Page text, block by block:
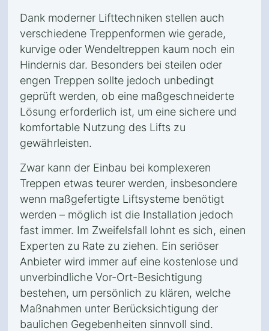
Dank moderner Lifttechniken stellen auch
verschiedene Treppenformen wie gerade,
kurvige oder Wendeltreppen kaum noch ein
Hindernis dar. Besonders bei steilen oder
engen Treppen sollte jedoch unbedingt
geprüft werden, ob eine maßgeschneiderte
Lösung erforderlich ist, um eine sichere und
komfortable Nutzung des Lifts zu
gewährleisten.
Zwar kann der Einbau bei komplexeren
Treppen etwas teurer werden, insbesondere
wenn maßgefertigte Liftsysteme benötigt
werden – möglich ist die Installation jedoch
fast immer. Im Zweifelsfall lohnt es sich, einen
Experten zu Rate zu ziehen. Ein seriöser
Anbieter wird immer auf eine kostenlose und
unverbindliche Vor-Ort-Besichtigung
bestehen, um persönlich zu klären, welche
Maßnahmen unter Berücksichtigung der
baulichen Gegebenheiten sinnvoll sind.